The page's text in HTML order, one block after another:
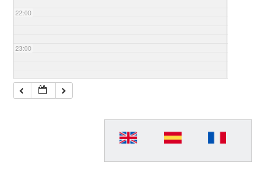
22:00
23:00